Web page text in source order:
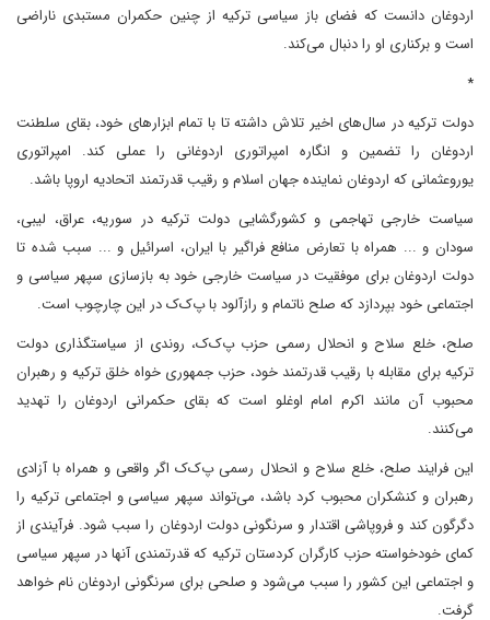
اردوغان دانست که فضای باز سیاسی ترکیه از چنین حکمران مستبدی ناراضی
است و برکناری او را دنبال می‌کند.
*
دولت ترکیه در سال‌های اخیر تلاش داشته تا با تمام ابزارهای خود، بقای سلطنت
اردوغان را تضمین و انگاره امپراتوری اردوغانی را عملی کند. امپراتوری
یوروعثمانی که اردوغان نماینده جهان اسلام و رقیب قدرتمند اتحادیه اروپا باشد.
سیاست خارجی تهاجمی و کشورگشایی دولت ترکیه در سوریه، عراق، لیبی،
سودان و ... همراه با تعارض منافع فراگیر با ایران، اسرائیل و ... سبب شده تا
دولت اردوغان برای موفقیت در سیاست خارجی خود به بازسازی سپهر سیاسی و
اجتماعی خود بپردازد که صلح ناتمام و رازآلود با پ‌ک‌ک در این چارچوب است.
صلح، خلع سلاح و انحلال رسمی حزب پ‌ک‌ک، روندی از سیاستگذاری دولت
ترکیه برای مقابله با رقیب قدرتمند خود، حزب جمهوری خواه خلق ترکیه و رهبران
محبوب آن مانند اکرم امام اوغلو است که بقای حکمرانی اردوغان را تهدید
می‌کنند.
این فرایند صلح، خلع سلاح و انحلال رسمی پ‌ک‌ک اگر واقعی و همراه با آزادی
رهبران و کنشکران محبوب کرد باشد، می‌تواند سپهر سیاسی و اجتماعی ترکیه را
دگرگون کند و فروپاشی اقتدار و سرنگونی دولت اردوغان را سبب شود. فرآیندی از
کمای خودخواسته حزب کارگران کردستان ترکیه که قدرتمندی آنها در سپهر سیاسی
و اجتماعی این کشور را سبب می‌شود و صلحی برای سرنگونی اردوغان نام خواهد
گرفت.